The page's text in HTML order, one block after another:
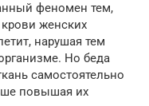
феномен тем,
женских
нарушая тем
Но беда
самостоятельно
повышая их